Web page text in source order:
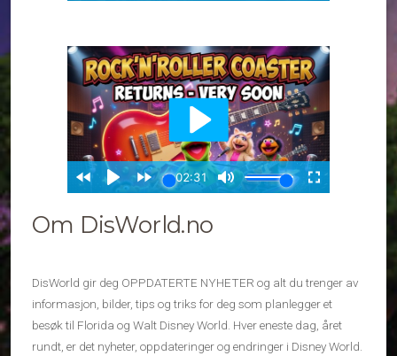
Om DisWorld.no
DisWorld gir deg OPPDATERTE NYHETER og alt du trenger av
informasjon, bilder, tips og triks for deg som planlegger et
besøk til Florida og Walt Disney World. Hver eneste dag, året
rundt, er det nyheter, oppdateringer og endringer i Disney World.